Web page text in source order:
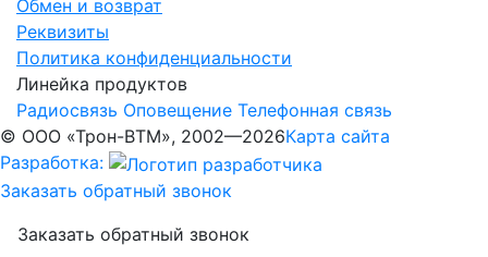
Обмен и возврат
Реквизиты
Политика конфиденциальности
Линейка продуктов
Радиосвязь Оповещение Телефонная связь
© ООО «Трон-ВТМ», 2002—2026Карта сайта
Разработка:
Заказать обратный звонок
Заказать обратный звонок